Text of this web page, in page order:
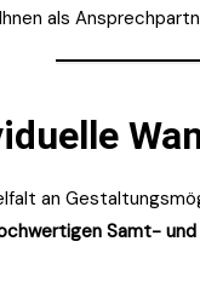
als
an
Samt-